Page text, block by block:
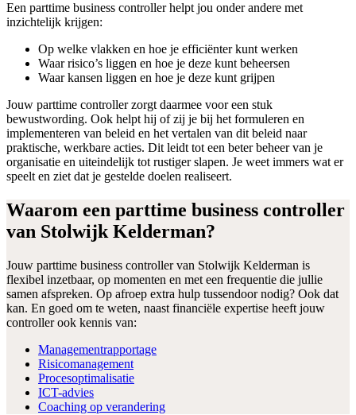
Een parttime business controller helpt jou onder andere met
inzichtelijk krijgen:
Op welke vlakken en hoe je efficiënter kunt werken
Waar risico’s liggen en hoe je deze kunt beheersen
Waar kansen liggen en hoe je deze kunt grijpen
Jouw parttime controller zorgt daarmee voor een stuk
bewustwording. Ook helpt hij of zij je bij het formuleren en
implementeren van beleid en het vertalen van dit beleid naar
praktische, werkbare acties. Dit leidt tot een beter beheer van je
organisatie en uiteindelijk tot rustiger slapen. Je weet immers wat er
speelt en ziet dat je gestelde doelen realiseert.
Waarom een parttime business controller
van Stolwijk Kelderman?
Jouw parttime business controller van Stolwijk Kelderman is
flexibel inzetbaar, op momenten en met een frequentie die jullie
samen afspreken. Op afroep extra hulp tussendoor nodig? Ook dat
kan. En goed om te weten, naast financiële expertise heeft jouw
controller ook kennis van:
Managementrapportage
Risicomanagement
Procesoptimalisatie
ICT-advies
Coaching op verandering